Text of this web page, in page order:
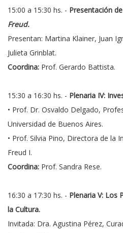
15:00 a 15:30 hs. - Presentación
Freud.
Presentan: Martina Klainer, Juan
Julieta Grinblat.
Coordina: Prof. Gerardo Battista.
15:30 a 16:30 hs. - Plenaria IV:
• Prof. Dr. Osvaldo Delgado,
Universidad de Buenos Aires.
• Prof. Silvia Pino, Directora de la
Freud I.
Coordina: Prof. Sandra Rese.
16:30 a 17:30 hs. - Plenaria V: Los
la Cultura.
Invitada: Dra. Agustina Pérez,